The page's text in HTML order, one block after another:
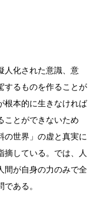
人化された意識、意
するものを作ることが
根本的に生きなければ
ことができないため
の世界」の虚と真実に
摘している。では、人
間が自身の力のみで全
ある。